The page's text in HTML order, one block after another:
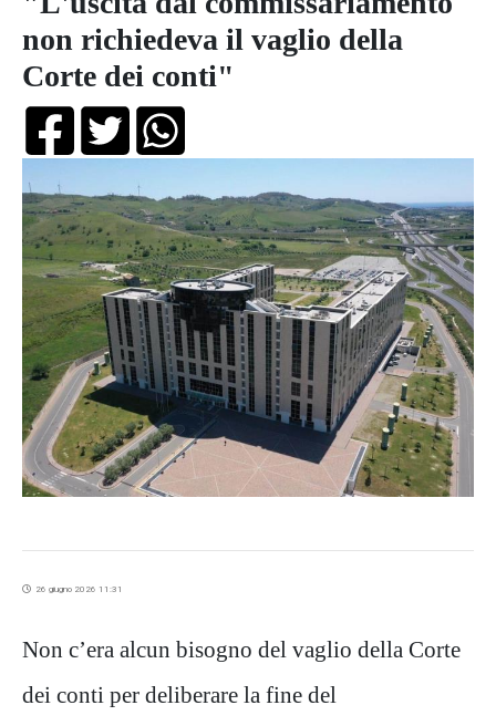
non richiedeva il vaglio della
Corte dei conti"
26 giugno 2026 11:31
Non c’era alcun bisogno del vaglio della Corte
dei conti per deliberare la fine del